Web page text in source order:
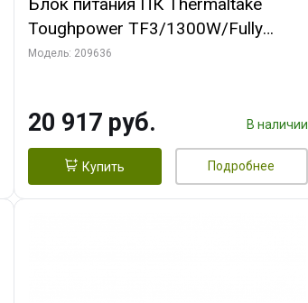
Toughpower TF3/1300W/Fully
Modular/Non Light/Full
Модель: 209636
20 917 руб. В наличии
Купить Подробнее